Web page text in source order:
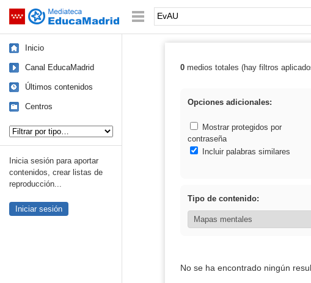
Saltar navegación Palabra o frase:
Inicio
Canal EducaMadrid
Últimos contenidos
Centros
Inicia sesión para aportar
contenidos, crear listas de
reproducción...
Iniciar sesión
Resultados de: EvAU
0medios totales (hay filtros
Opciones adicionales:
Mostrar protegidos por
contraseña
Incluir palabras similares
Tipo de contenido:
No se ha encontrado ningún